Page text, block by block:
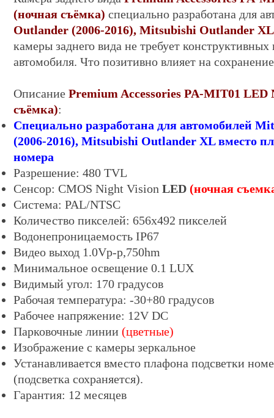
(ночная съёмка) специально разработана для
Outlander (2006-2016), Mitsubishi Outlander XL
камеры заднего вида не требует
автомобиля. Что позитивно влияет на
Описание Premium Accessories PA-MIT01 LED
съёмка):
Специально разработана для автомобилей
(2006-2016), Mitsubishi Outlander XL вместо
номера
Разрешение: 480 TVL
Сенсор: CMOS Night Vision LED (ночная
Система: PAL/NTSC
Количество пикселей: 656х492 пикселей
Водонепроницаемость IP67
Видео выход 1.0Vp-p,750hm
Минимальное освещение 0.1 LUX
Видимый угол: 170 градусов
Рабочая температура: -30+80 градусов
Рабочее напряжение: 12V DC
Парковочные линии (цветные)
Изображение с камеры зеркальное
Устанавливается вместо плафона подсветки
(подсветка сохраняется).
Гарантия: 12 месяцев